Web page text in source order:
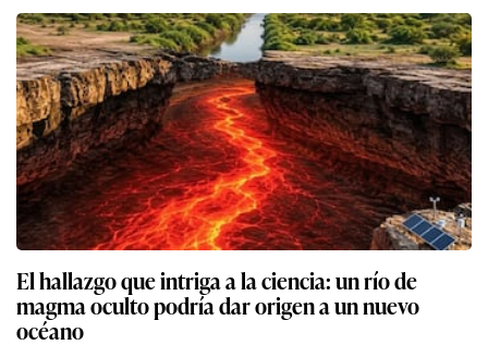
El hallazgo que intriga a la ciencia: un río de
magma oculto podría dar origen a un nuevo
océano